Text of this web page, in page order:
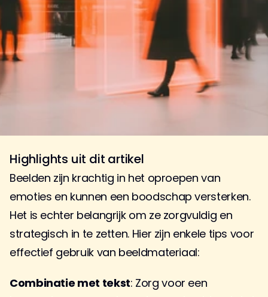
Highlights uit dit artikel
Beelden zijn krachtig in het oproepen van
emoties en kunnen een boodschap versterken.
Het is echter belangrijk om ze zorgvuldig en
strategisch in te zetten. Hier zijn enkele tips voor
effectief gebruik van beeldmateriaal:
Combinatie met tekst: Zorg voor een